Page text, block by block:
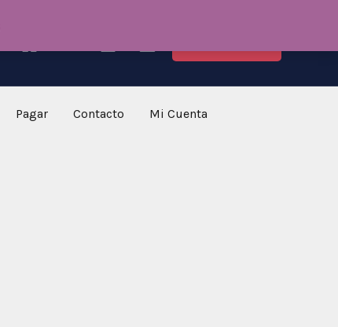
Pagar Contacto Mi Cuenta